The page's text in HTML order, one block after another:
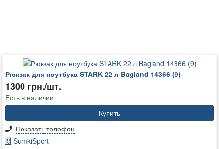
Рюкзак для ноутбука STARK 22 л Bagland 14366 (9)
1300 грн./шт.
Есть в наличии
Купить
Показать телефон
SumkiSport